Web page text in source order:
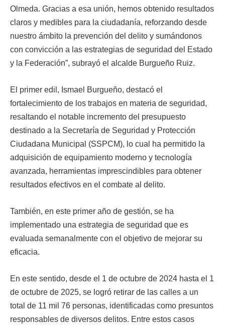
Olmeda. Gracias a esa unión, hemos obtenido resultados
claros y medibles para la ciudadanía, reforzando desde
nuestro ámbito la prevención del delito y sumándonos
con convicción a las estrategias de seguridad del Estado
y la Federación”, subrayó el alcalde Burgueño Ruiz.
El primer edil, Ismael Burgueño, destacó el
fortalecimiento de los trabajos en materia de seguridad,
resaltando el notable incremento del presupuesto
destinado a la Secretaría de Seguridad y Protección
Ciudadana Municipal (SSPCM), lo cual ha permitido la
adquisición de equipamiento moderno y tecnología
avanzada, herramientas imprescindibles para obtener
resultados efectivos en el combate al delito.
También, en este primer año de gestión, se ha
implementado una estrategia de seguridad que es
evaluada semanalmente con el objetivo de mejorar su
eficacia.
En este sentido, desde el 1 de octubre de 2024 hasta el 1
de octubre de 2025, se logró retirar de las calles a un
total de 11 mil 76 personas, identificadas como presuntos
responsables de diversos delitos. Entre estos casos